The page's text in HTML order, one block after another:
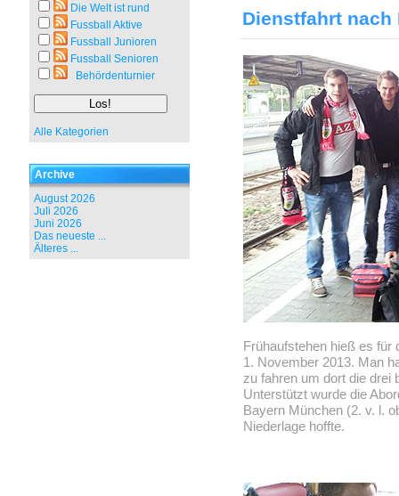
Die Welt ist rund
Fussball Aktive
Fussball Junioren
Fussball Senioren
Behördenturnier
Alle Kategorien
Archive
August 2026
Juli 2026
Juni 2026
Das neueste ...
Älteres ...
Dienstfahrt nach
Frühaufstehen hieß es für
1. November 2013. Man
zu fahren um dort die drei
Unterstützt wurde die
Bayern München (2. v. l.
Niederlage hoffte.